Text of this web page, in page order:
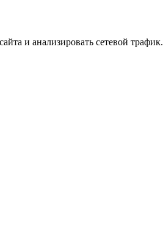
и анализировать сетевой трафик.